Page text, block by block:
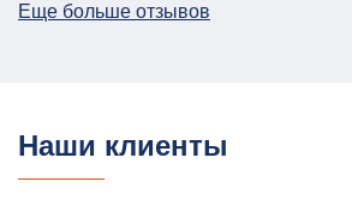
Еще больше отзывов
Наши клиенты